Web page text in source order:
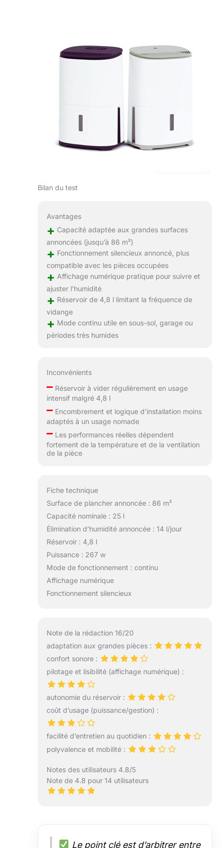
Bilan du test
Avantages
+ Capacité adaptée aux grandes surfaces
annoncées (jusqu’à 86 m²)
+ Fonctionnement silencieux annoncé, plus
compatible avec les pièces occupées
+ Affichage numérique pratique pour suivre et
ajuster l’humidité
+ Réservoir de 4,8 l limitant la fréquence de
vidange
+ Mode continu utile en sous-sol, garage ou
périodes très humides
Inconvénients
–Réservoir à vider régulièrement en usage
intensif malgré 4,8 l
–Encombrement et logique d’installation moins
adaptés à un usage nomade
–Les performances réelles dépendent
fortement de la température et de la ventilation
de la pièce
Fiche technique
Surface de plancher annoncée : 86 m²
Capacité nominale : 25 l
Élimination d’humidité annoncée : 14 l/jour
Réservoir : 4,8 l
Puissance : 267 w
Mode de fonctionnement : continu
Affichage numérique
Fonctionnement silencieux
Note de la rédaction 16/20
adaptation aux grandes pièces :
confort sonore :
pilotage et lisibilité (affichage numérique) :
autonomie du réservoir :
coût d’usage (puissance/gestion) :
facilité d’entretien au quotidien :
polyvalence et mobilité :
Notes des utilisateurs 4.8/5
Note de 4.8 pour 14 utilisateurs
Le point clé est d’arbitrer entre